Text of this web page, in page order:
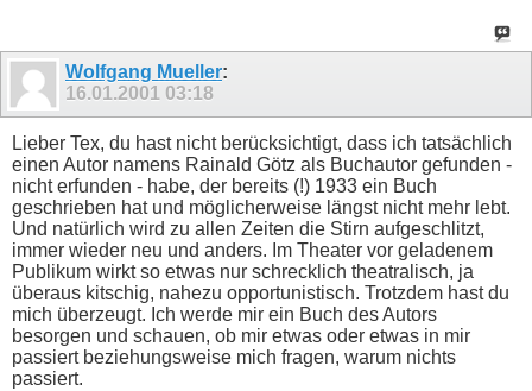
Wolfgang Mueller:
16.01.2001 03:18
Lieber Tex, du hast nicht berücksichtigt, dass ich tatsächlich
einen Autor namens Rainald Götz als Buchautor gefunden -
nicht erfunden - habe, der bereits (!) 1933 ein Buch
geschrieben hat und möglicherweise längst nicht mehr lebt.
Und natürlich wird zu allen Zeiten die Stirn aufgeschlitzt,
immer wieder neu und anders. Im Theater vor geladenem
Publikum wirkt so etwas nur schrecklich theatralisch, ja
überaus kitschig, nahezu opportunistisch. Trotzdem hast du
mich überzeugt. Ich werde mir ein Buch des Autors
besorgen und schauen, ob mir etwas oder etwas in mir
passiert beziehungsweise mich fragen, warum nichts
passiert.